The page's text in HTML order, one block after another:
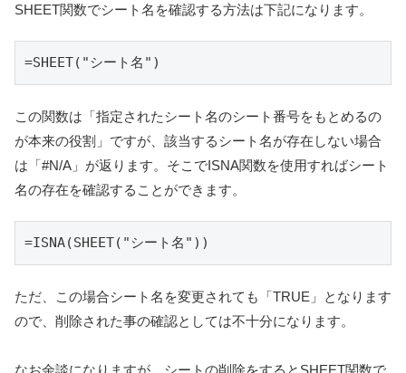
SHEET関数でシート名を確認する方法は下記になります。
=SHEET("シート名")
この関数は「指定されたシート名のシート番号をもとめるの
が本来の役割」ですが、該当するシート名が存在しない場合
は「#N/A」が返ります。そこでISNA関数を使用すればシート
名の存在を確認することができます。
=ISNA(SHEET("シート名"))
ただ、この場合シート名を変更されても「TRUE」となります
ので、削除された事の確認としては不十分になります。
なお余談になりますが、シートの削除をするとSHEET関数で